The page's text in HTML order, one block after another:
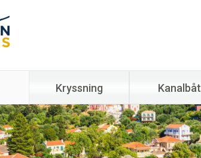
Kryssning Kanalbåt